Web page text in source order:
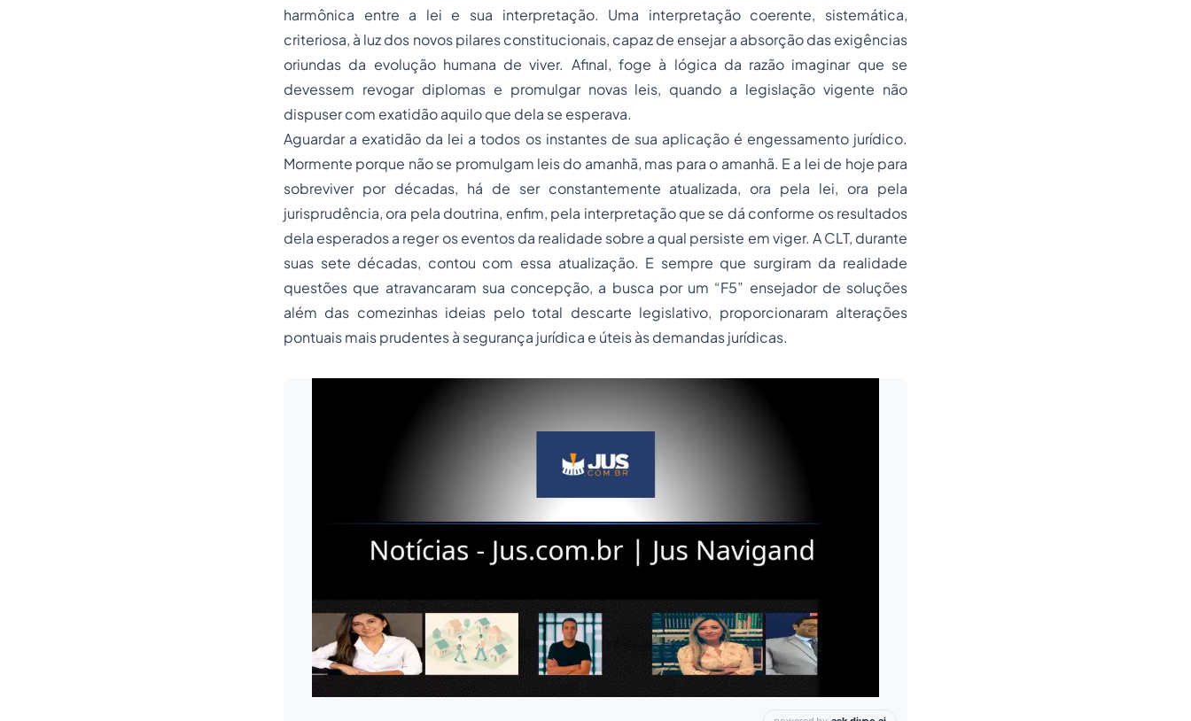
harmônica entre a lei e sua interpretação. Uma interpretação coerente, sistemática,
criteriosa, à luz dos novos pilares constitucionais, capaz de ensejar a absorção das exigências
oriundas da evolução humana de viver. Afinal, foge à lógica da razão imaginar que se
devessem revogar diplomas e promulgar novas leis, quando a legislação vigente não
dispuser com exatidão aquilo que dela se esperava.
Aguardar a exatidão da lei a todos os instantes de sua aplicação é engessamento jurídico.
Mormente porque não se promulgam leis do amanhã, mas para o amanhã. E a lei de hoje para
sobreviver por décadas, há de ser constantemente atualizada, ora pela lei, ora pela
jurisprudência, ora pela doutrina, enfim, pela interpretação que se dá conforme os resultados
dela esperados a reger os eventos da realidade sobre a qual persiste em viger. A CLT, durante
suas sete décadas, contou com essa atualização. E sempre que surgiram da realidade
questões que atravancaram sua concepção, a busca por um “F5” ensejador de soluções
além das comezinhas ideias pelo total descarte legislativo, proporcionaram alterações
pontuais mais prudentes à segurança jurídica e úteis às demandas jurídicas.